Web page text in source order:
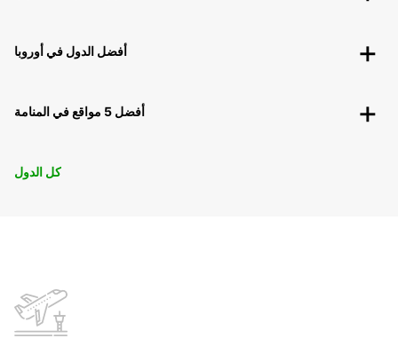
أفضل الدول في أوروبا
أفضل 5 مواقع في المنامة
كل الدول